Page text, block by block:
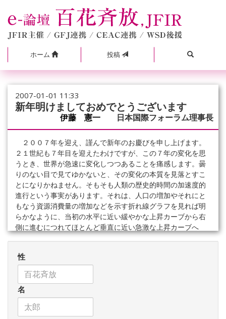
ホーム 投稿
2007-01-01 11:33
新年明けましておめでとうございます
伊藤 憲一 日本国際フォーラム理事長
２００７年を迎え、謹んで新年のお慶びを申し上げます。
２１世紀も７年目を迎えたわけですが、この７年の変化を思
うとき、世界が急速に変化しつつあることを痛感します。曇
りのない目で見てゆかないと、その変化の本質を見落とすこ
とになりかねません。そもそも人類の歴史的時間の加速度的
進行という事実があります。それは、人口の増加やそれにと
もなう資源消費量の増加などを示す折れ線グラフを見れば明
らかなように、当初の水平に近い緩やかな上昇カーブから右
側に進むにつれてほとんど垂直に近い急激な上昇カーブへ
約５０００年前に文明が誕生して以来の、約５００年前に
地理上の発見があって以来の、約２００年前に産業革命があ
って以来の、そして約１０年前にＩＴ革命が起こって以来
の、先を争って生きる人類の歩みの速度は、歩行速度（時速
６キロ）から、走行速度（時速１０キロ）になり、自動車速
性
名